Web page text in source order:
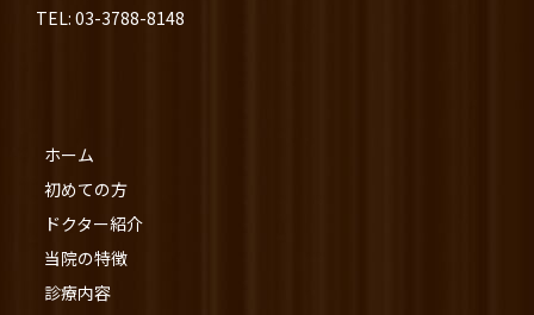
TEL: 03-3788-8148
ホーム
初めての方
ドクター紹介
当院の特徴
診療内容